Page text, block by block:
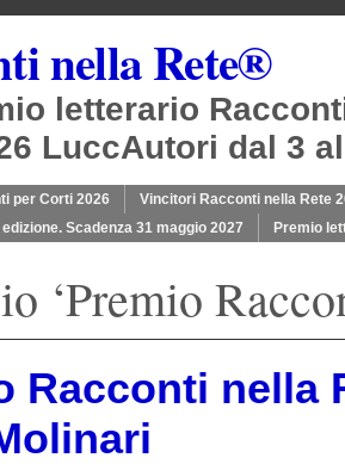
nella Rete®
letterario
LuccAutori dal 3
per Corti 2026
Vincitori Racconti nella Rete
Scadenza 31 maggio 2027
Premio
‘Premio
Racconti nella